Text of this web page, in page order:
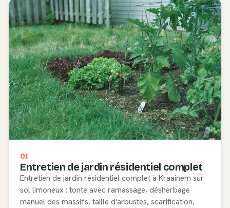
01
Entretien de jardin résidentiel complet
Entretien de jardin résidentiel complet à Kraainem sur
sol limoneux : tonte avec ramassage, désherbage
manuel des massifs, taille d'arbustes, scarification,